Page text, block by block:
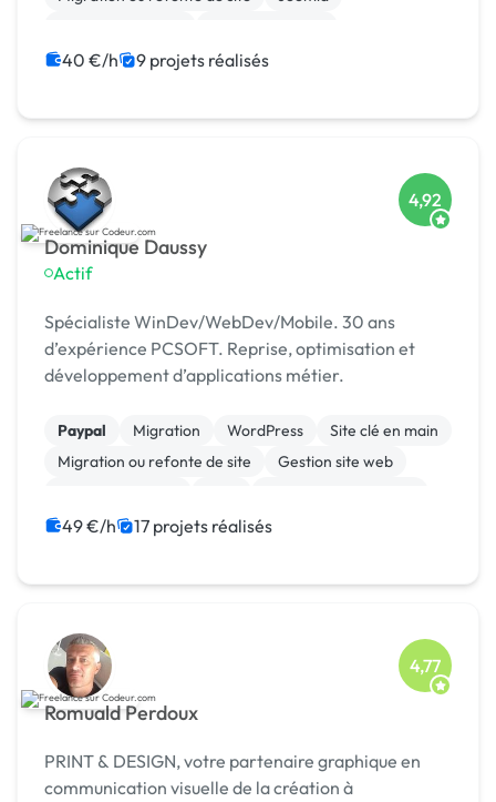
Experience utilisateur
CMS
40 €/h 9 projets réalisés
Dominique Daussy
Actif
4,92
Spécialiste WinDev/WebDev/Mobile. 30 ans
d’expérience PCSOFT. Reprise, optimisation et
développement d’applications métier.
Paypal Migration WordPress
Site clé en main
Migration ou refonte de site
Gestion site web
Site E-commerce
49 €/h 17 projets réalisés
Romuald Perdoux
4,77
PRINT & DESIGN, votre partenaire graphique en
communication visuelle de la création à